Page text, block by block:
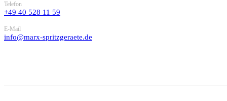
Telefon
+49 40 528 11 59
E-Mail
info@marx-spritzgeraete.de